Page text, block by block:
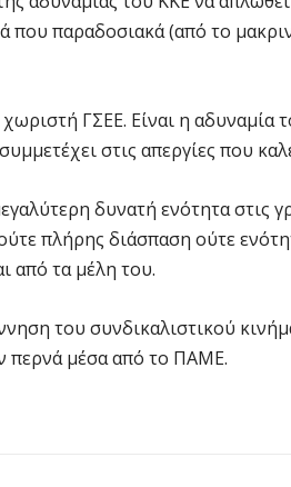
που παραδοσιακά (από το
ΓΣΕΕ. Είναι η
στις απεργίες που
δυνατή ενότητα στις
πλήρης διάσπαση ούτε
από τα μέλη του.
του συνδικαλιστικού
περνά μέσα από το ΠΑΜΕ.